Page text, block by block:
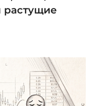
растущие